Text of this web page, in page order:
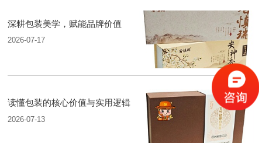
深耕包装美学，赋能品牌价值
2026-07-17
读懂包装的核心价值与实用逻辑
2026-07-13